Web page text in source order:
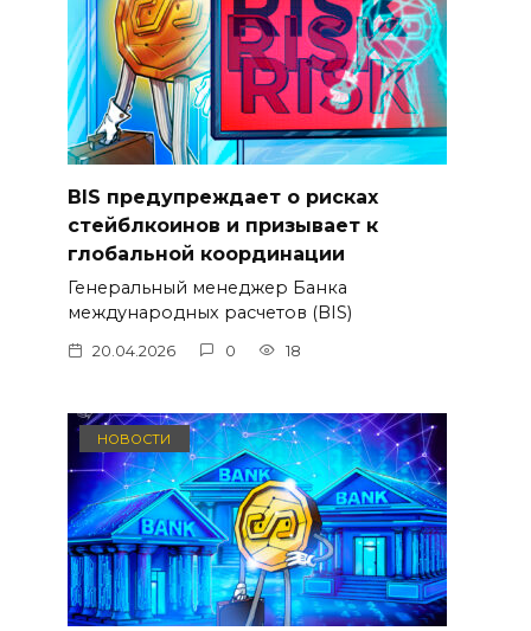
BIS предупреждает о рисках
стейблкоинов и призывает к
глобальной координации
Генеральный менеджер Банка
международных расчетов (BIS)
20.04.2026 0 18
НОВОСТИ